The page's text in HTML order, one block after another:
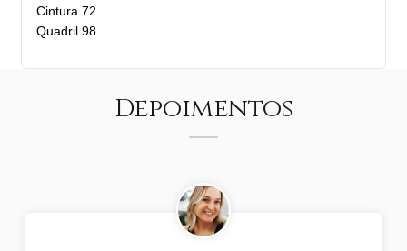
Cintura 72
Quadril 98
Depoimentos